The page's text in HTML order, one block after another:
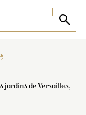
jardins de Versailles,